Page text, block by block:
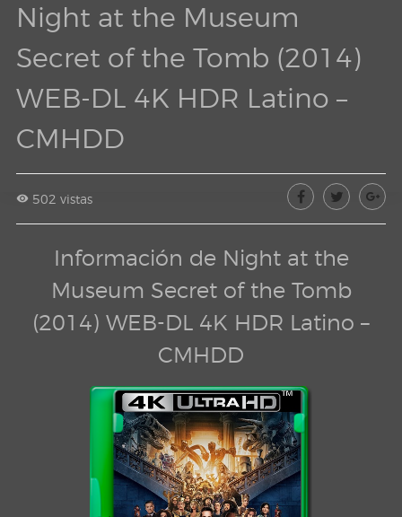
Night at the Museum
Secret of the Tomb (2014)
WEB-DL 4K HDR Latino –
CMHDD
502 vistas
Información de Night at the
Museum Secret of the Tomb
(2014) WEB-DL 4K HDR Latino –
CMHDD